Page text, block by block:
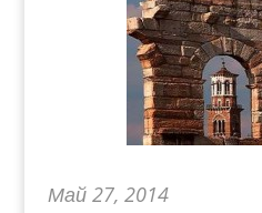
Май 27, 2014